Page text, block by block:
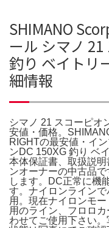
SHIMANO
ール シマノ 21
釣り ベイトリ
細情報
シマノ 21 スコーピオ
安値・価格。
RIGHTの最安値・イ
ンDC 150XG 釣り ベ
本体保証書、取扱説
ンオーナーの中古品
します。DC正常に機
す。ナイロンライン
用。現在ナイロンモ
用のライン、フロロ
わせてご使用下さい。